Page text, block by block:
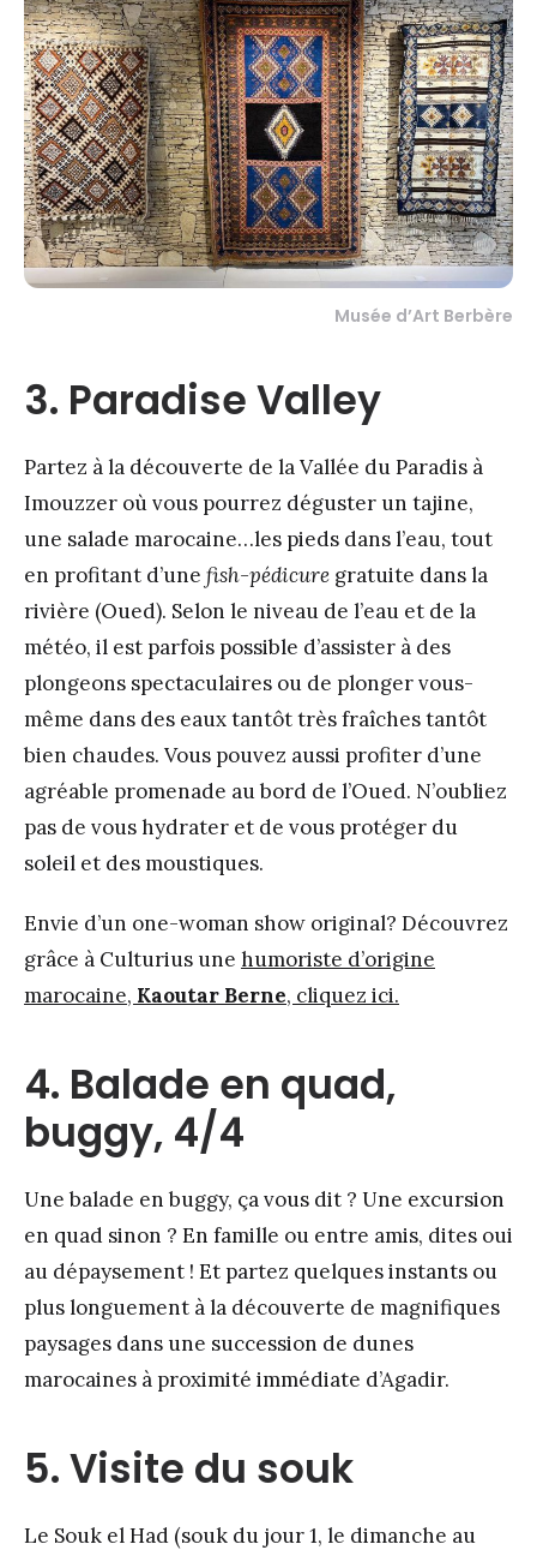
Musée d’Art Berbère
3. Paradise Valley
Partez à la découverte de la Vallée du Paradis à
Imouzzer où vous pourrez déguster un tajine,
une salade marocaine…les pieds dans l’eau, tout
en profitant d’une fish-pédicure gratuite dans la
rivière (Oued). Selon le niveau de l’eau et de la
météo, il est parfois possible d’assister à des
plongeons spectaculaires ou de plonger vous-
même dans des eaux tantôt très fraîches tantôt
bien chaudes. Vous pouvez aussi profiter d’une
agréable promenade au bord de l’Oued. N’oubliez
pas de vous hydrater et de vous protéger du
soleil et des moustiques.
Envie d’un one-woman show original? Découvrez
grâce à Culturius une humoriste d’origine
marocaine, Kaoutar Berne, cliquez ici.
4. Balade en quad,
buggy, 4/4
Une balade en buggy, ça vous dit ? Une excursion
en quad sinon ? En famille ou entre amis, dites oui
au dépaysement ! Et partez quelques instants ou
plus longuement à la découverte de magnifiques
paysages dans une succession de dunes
marocaines à proximité immédiate d’Agadir.
5. Visite du souk
Le Souk el Had (souk du jour 1, le dimanche au